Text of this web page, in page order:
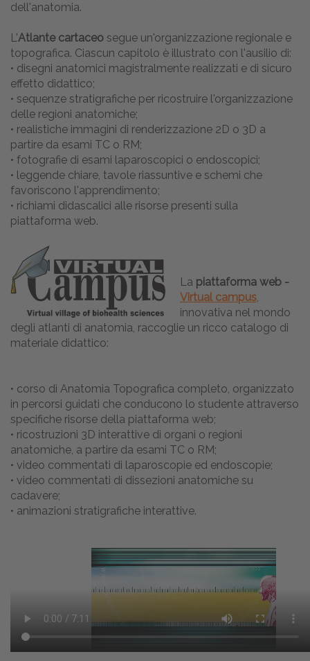
dell'anatomia.
L'Atlante cartaceo segue un'organizzazione regionale e
topografica. Ciascun capitolo è illustrato con l'ausilio di:
• disegni anatomici magistralmente realizzati e di sicuro
effetto didattico;
• sequenze stratigrafiche per ricostruire l'organizzazione
delle regioni anatomiche;
• realistiche immagini di renderizzazione 2D o 3D a
partire da esami TC o RM;
• fotografie di esami laparoscopici o endoscopici;
• leggende chiare, tavole riassuntive e schemi che
favoriscono l'apprendimento;
• richiami didascalici alle risorse presenti sulla
piattaforma web.
La piattaforma web -
Virtual campus,
innovativa nel mondo
degli atlanti di anatomia, raccoglie un ricco catalogo di
materiale didattico:
• corso di Anatomia Topografica completo, organizzato
in percorsi guidati che conducono lo studente attraverso
specifiche risorse della piattaforma web;
• ricostruzioni 3D interattive di organi o regioni
anatomiche, a partire da esami TC o RM;
• video commentati di laparoscopie ed endoscopie;
• video commentati di dissezioni anatomiche su
cadavere;
• animazioni stratigrafiche interattive.